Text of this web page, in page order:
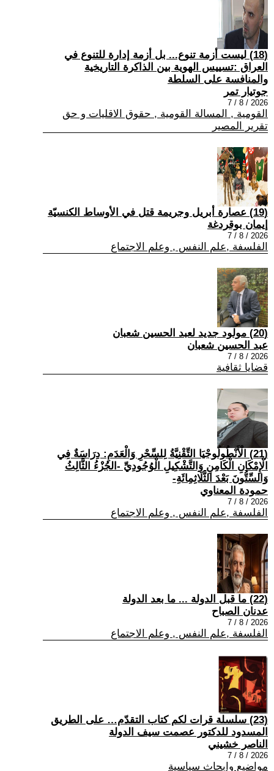
(18) ليست أزمة تنوع... بل أزمة إدارة للتنوع في
العراق :تسييس الهوية بين الذاكرة التاريخية
والمنافسة على السلطة
جوتيار تمر
2026 / 8 / 7
القومية , المسالة القومية , حقوق الاقليات و حق
تقرير المصير
(19) عصارة أبريل وجريمة قتل في الأوساط الكنسيّة
إيمان بوقردغة
2026 / 8 / 7
الفلسفة ,علم النفس , وعلم الاجتماع
(20) مولود جديد لعبد الحسين شعبان
عبد الحسين شعبان
2026 / 8 / 7
قضايا ثقافية
(21) الْأَنْطُولُوجْيَا التِّقْنِيَّةُ لِلسِّحْرِ وَالْعَدَمِ: دِرَاسَةٌ فِي
الْإِمْكَانِ الْكَامِنِ وَالتَّشْكِيلِ الْوُجُودِيِّ -الجُزْءُ الثَّالِثُ
وَالسِّتُّونَ بَعْدَ الثَّلَاثِمِائَةِ-
حمودة المعناوي
2026 / 8 / 7
الفلسفة ,علم النفس , وعلم الاجتماع
(22) ما قبل الدولة ... ما بعد الدولة
عدنان الصباح
2026 / 8 / 7
الفلسفة ,علم النفس , وعلم الاجتماع
(23) سلسلة قرات لكم كتاب التقدّم… على الطريق
المسدود للدكتور عصمت سيف الدولة
الناصر خشيني
2026 / 8 / 7
مواضيع وابحاث سياسية